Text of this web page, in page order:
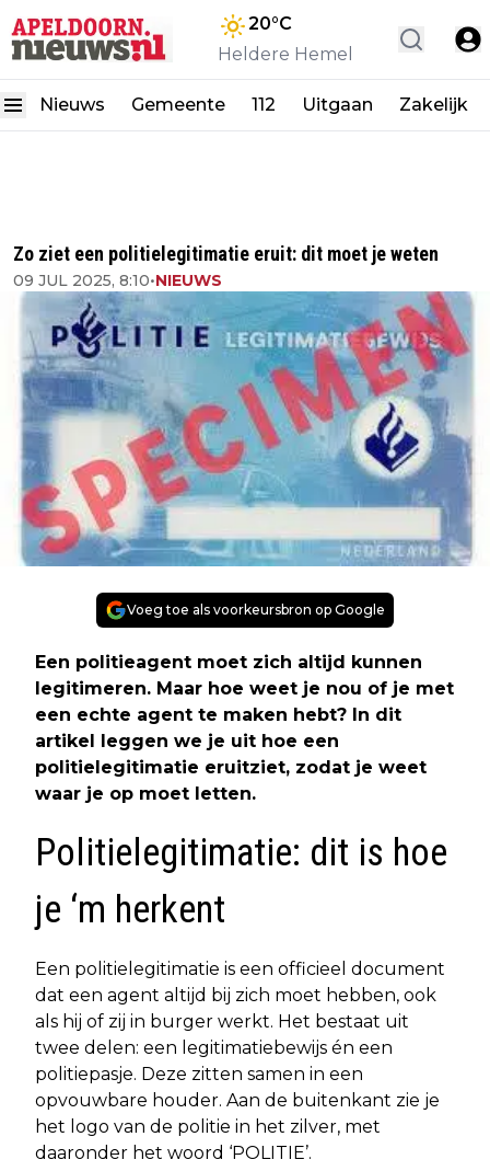
20°C
Heldere Hemel
Nieuws Gemeente 112 Uitgaan Zakelijk
Zo ziet een politielegitimatie eruit: dit moet je weten
09 JUL 2025, 8:10•NIEUWS
Voeg toe als voorkeursbron op Google
Een politieagent moet zich altijd kunnen
legitimeren. Maar hoe weet je nou of je met
een echte agent te maken hebt? In dit
artikel leggen we je uit hoe een
politielegitimatie eruitziet, zodat je weet
waar je op moet letten.
Politielegitimatie: dit is hoe
je ‘m herkent
Een politielegitimatie is een officieel document
dat een agent altijd bij zich moet hebben, ook
als hij of zij in burger werkt. Het bestaat uit
twee delen: een legitimatiebewijs én een
politiepasje. Deze zitten samen in een
opvouwbare houder. Aan de buitenkant zie je
het logo van de politie in het zilver, met
daaronder het woord ‘POLITIE’.